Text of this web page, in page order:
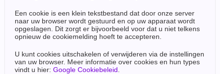
Een cookie is een klein tekstbestand dat door onze server
naar uw browser wordt gestuurd en op uw apparaat wordt
opgeslagen. Dit zorgt er bijvoorbeeld voor dat u niet telkens
opnieuw de cookiemelding hoeft te accepteren.
U kunt cookies uitschakelen of verwijderen via de instellingen
van uw browser. Meer informatie over cookies en hun types
vindt u hier: Google Cookiebeleid